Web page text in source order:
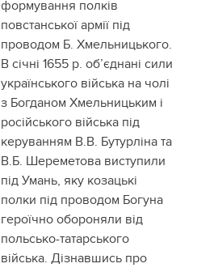
формування полків
повстанської армії під
проводом Б. Хмельницького.
В січні 1655 р. об’єднані сили
українського війська на чолі
з Богданом Хмельницьким і
російського війська під
керуванням В.В. Бутурліна та
В.Б. Шереметова виступили
під Умань, яку козацькі
полки під проводом Богуна
героїчно обороняли від
польсько-татарського
війська. Дізнавшись про